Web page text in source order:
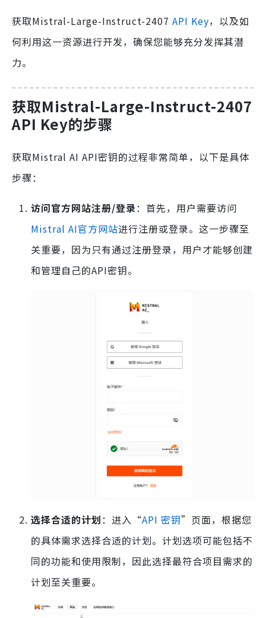
获取Mistral-Large-Instruct-2407 API Key，以及如
何利用这一资源进行开发，确保您能够充分发挥其潜
力。
获取Mistral-Large-Instruct-2407
API Key的步骤
获取Mistral AI API密钥的过程非常简单，以下是具体
步骤：
访问官方网站注册/登录：首先，用户需要访问
Mistral AI官方网站进行注册或登录。这一步骤至
关重要，因为只有通过注册登录，用户才能够创建
和管理自己的API密钥。
选择合适的计划：进入“API 密钥”页面，根据您
的具体需求选择合适的计划。计划选项可能包括不
同的功能和使用限制，因此选择最符合项目需求的
计划至关重要。